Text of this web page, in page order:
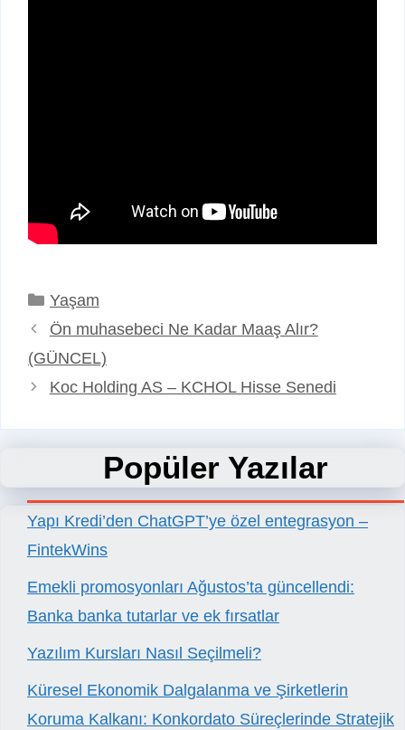
Kategoriler
Yaşam
Ön muhasebeci Ne Kadar Maaş Alır?
(GÜNCEL)
Koc Holding AS – KCHOL Hisse Senedi
Popüler Yazılar
Yapı Kredi’den ChatGPT’ye özel entegrasyon –
FintekWins
Emekli promosyonları Ağustos’ta güncellendi:
Banka banka tutarlar ve ek fırsatlar
Yazılım Kursları Nasıl Seçilmeli?
Küresel Ekonomik Dalgalanma ve Şirketlerin
Koruma Kalkanı: Konkordato Süreçlerinde Stratejik